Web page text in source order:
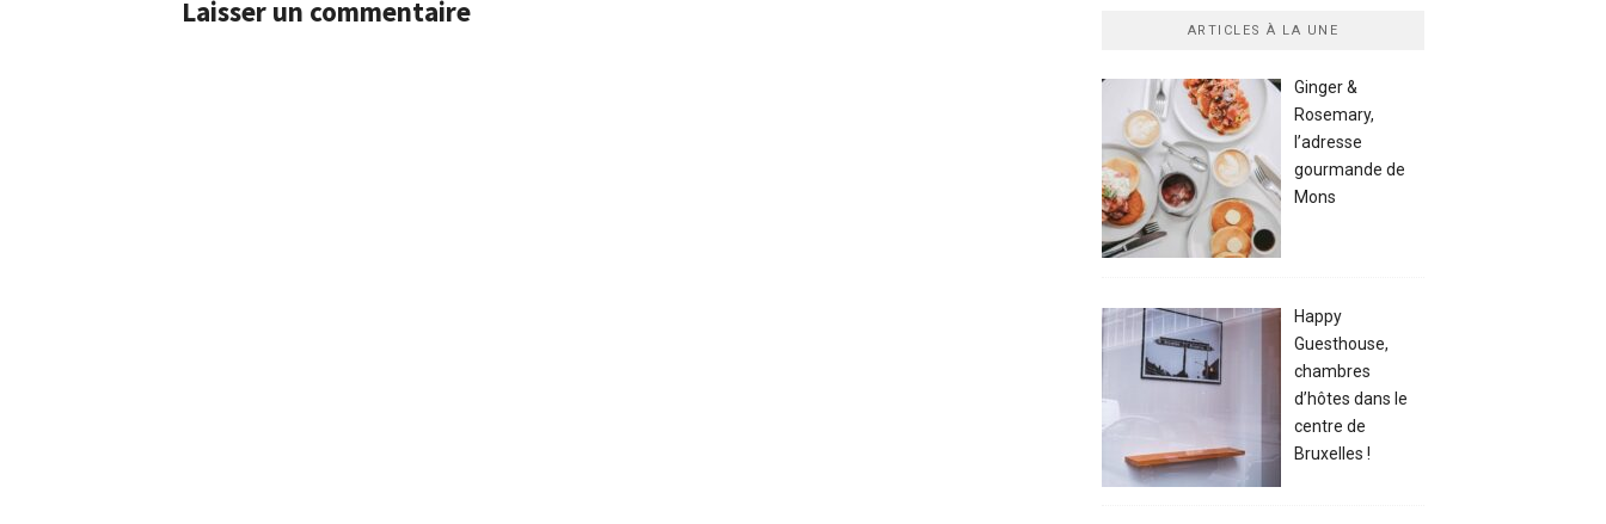
Laisser un commentaire
ARTICLES À LA UNE
Ginger &
Rosemary,
l’adresse
gourmande de
Mons
Happy
Guesthouse,
chambres
d’hôtes dans le
centre de
Bruxelles !